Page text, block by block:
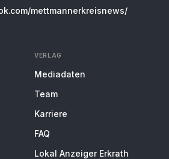
mettmannerkreisnews/
VERLAG
Mediadaten
Team
Karriere
FAQ
Lokal Anzeiger Erkrath